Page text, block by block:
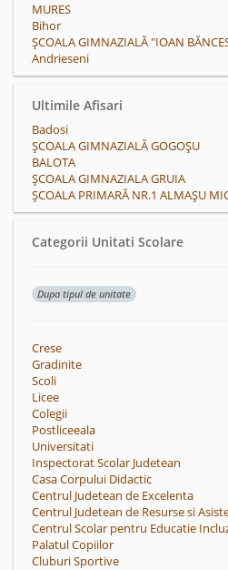
MURES
Bihor
ȘCOALA GIMNAZIALĂ "IOAN
Andrieseni
Ultimile Afisari
Badosi
ȘCOALA GIMNAZIALĂ GOGOȘU
BALOTA
ŞCOALA GIMNAZIALA GRUIA
ŞCOALA PRIMARĂ NR.1 ALMAŞU
Categorii Unitati Scolare
Dupa tipul de unitate
Crese
Gradinite
Scoli
Licee
Colegii
Postliceeala
Universitati
Inspectorat Scolar Judetean
Casa Corpului Didactic
Centrul Judetean de Excelenta
Centrul Judetean de Resurse si
Centrul Scolar pentru Educatie
Palatul Copiilor
Cluburi Sportive